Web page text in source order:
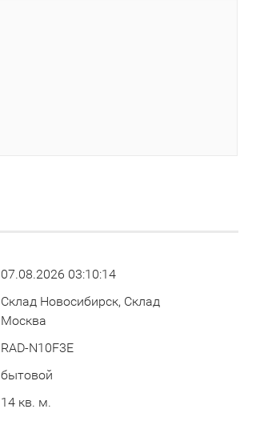
07.08.2026 03:10:14
Склад Новосибирск, Склад
Москва
RAD-N10F3E
бытовой
14 кв. м.